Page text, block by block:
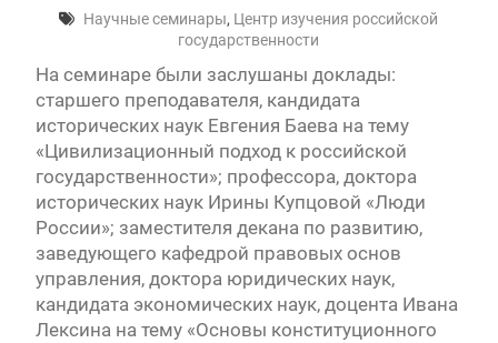
Научные семинары, Центр изучения российской
государственности
На семинаре были заслушаны доклады:
старшего преподавателя, кандидата
исторических наук Евгения Баева на тему
«Цивилизационный подход к российской
государственности»; профессора, доктора
исторических наук Ирины Купцовой «Люди
России»; заместителя декана по развитию,
заведующего кафедрой правовых основ
управления, доктора юридических наук,
кандидата экономических наук, доцента Ивана
Лексина на тему «Основы конституционного